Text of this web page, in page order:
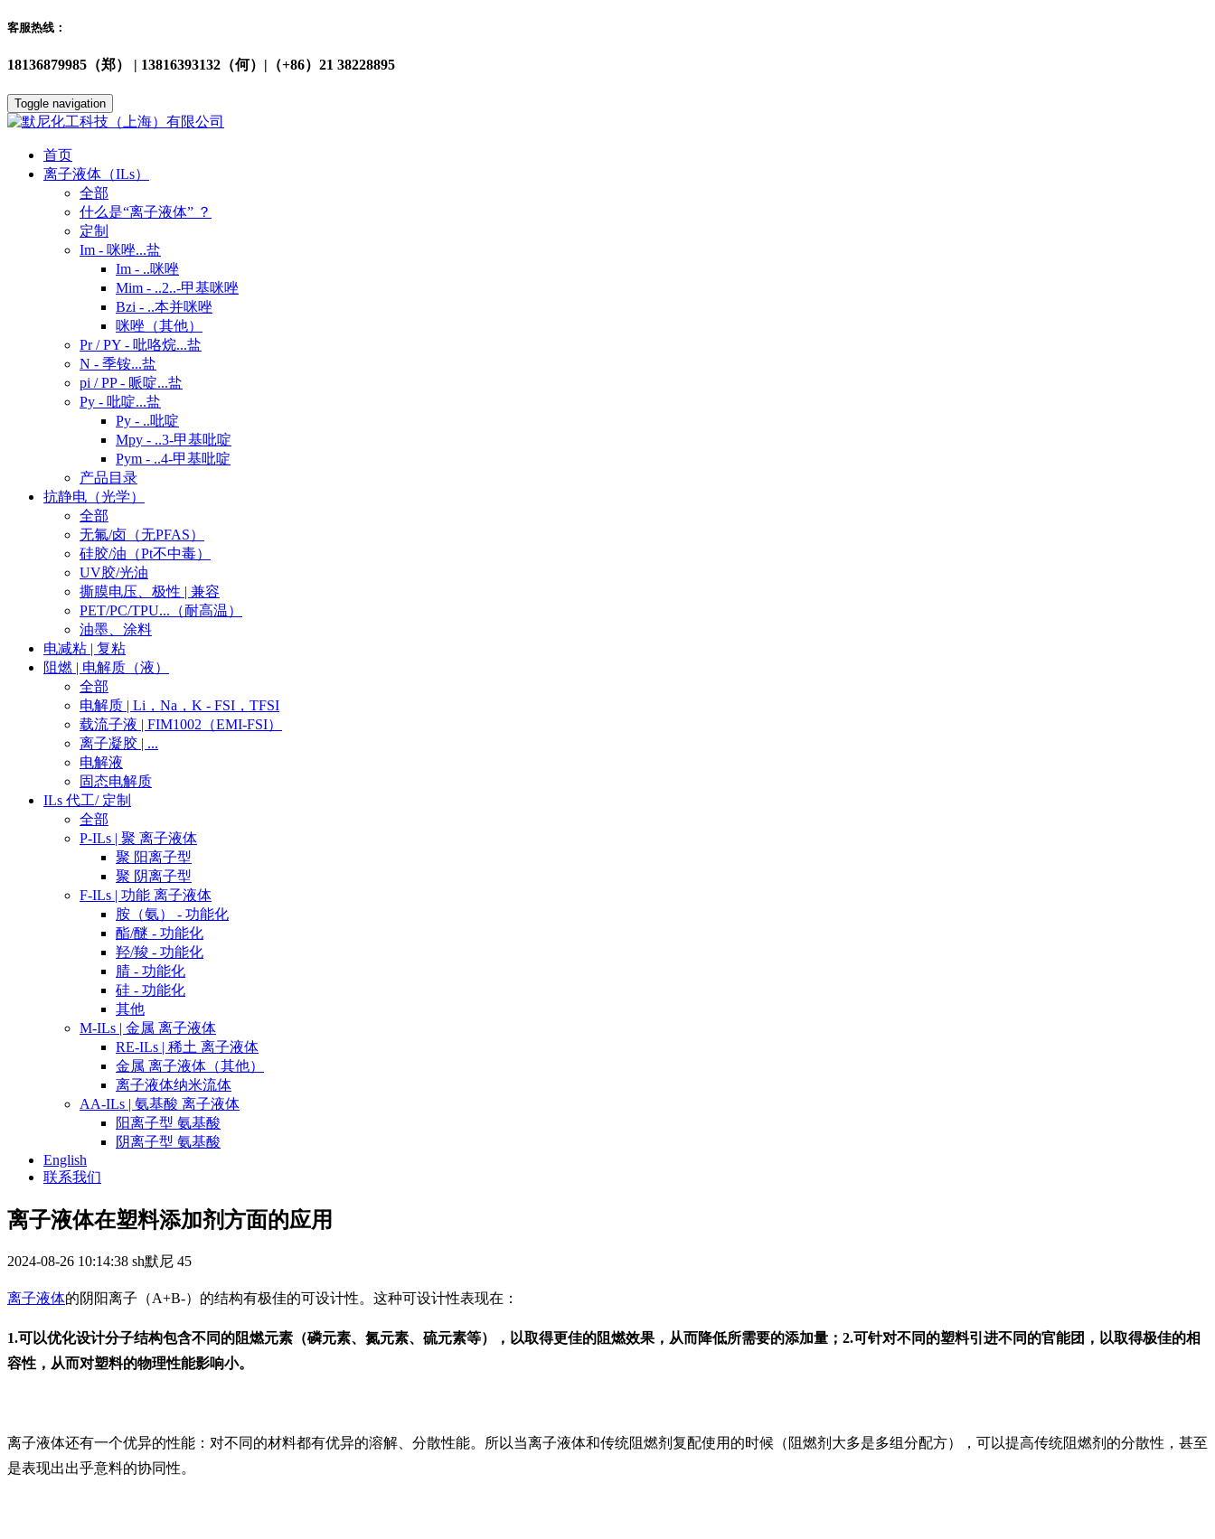
客服热线：
18136879985（郑） | 13816393132（何）|（+86）21 38228895
Toggle navigation
首页
离子液体（ILs）
全部
什么是“离子液体” ？
定制
Im - 咪唑...盐
Im - ..咪唑
Mim - ..2..-甲基咪唑
Bzi - ..本并咪唑
咪唑（其他）
Pr / PY - 吡咯烷...盐
N - 季铵...盐
pi / PP - 哌啶...盐
Py - 吡啶...盐
Py - ..吡啶
Mpy - ..3-甲基吡啶
Pym - ..4-甲基吡啶
产品目录
抗静电（光学）
全部
无氟/卤（无PFAS）
硅胶/油（Pt不中毒）
UV胶/光油
撕膜电压、极性 | 兼容
PET/PC/TPU...（耐高温）
油墨、涂料
电减粘 | 复粘
阻燃 | 电解质（液）
全部
电解质 | Li，Na，K - FSI，TFSI
载流子液 | FIM1002（EMI-FSI）
离子凝胶 | ...
电解液
固态电解质
ILs 代工/ 定制
全部
P-ILs | 聚 离子液体
聚 阳离子型
聚 阴离子型
F-ILs | 功能 离子液体
胺（氨） - 功能化
酯/醚 - 功能化
羟/羧 - 功能化
腈 - 功能化
硅 - 功能化
其他
M-ILs | 金属 离子液体
RE-ILs | 稀土 离子液体
金属 离子液体（其他）
离子液体纳米流体
AA-ILs | 氨基酸 离子液体
阳离子型 氨基酸
阴离子型 氨基酸
English
联系我们
离子液体在塑料添加剂方面的应用
2024-08-26 10:14:38 sh默尼 45
离子液体的阴阳离子（A+B-）的结构有极佳的可设计性。这种可设计性表现在：
1.可以优化设计分子结构包含不同的阻燃元素（磷元素、氮元素、硫元素等），以取得更佳的阻燃效果，从而降低所需要的添加量；2.可针对不同的塑料引进不同的官能团，以取得极佳的相
容性，从而对塑料的物理性能影响小。
离子液体还有一个优异的性能：对不同的材料都有优异的溶解、分散性能。所以当离子液体和传统阻燃剂复配使用的时候（阻燃剂大多是多组分配方），可以提高传统阻燃剂的分散性，甚至
是表现出出乎意料的协同性。